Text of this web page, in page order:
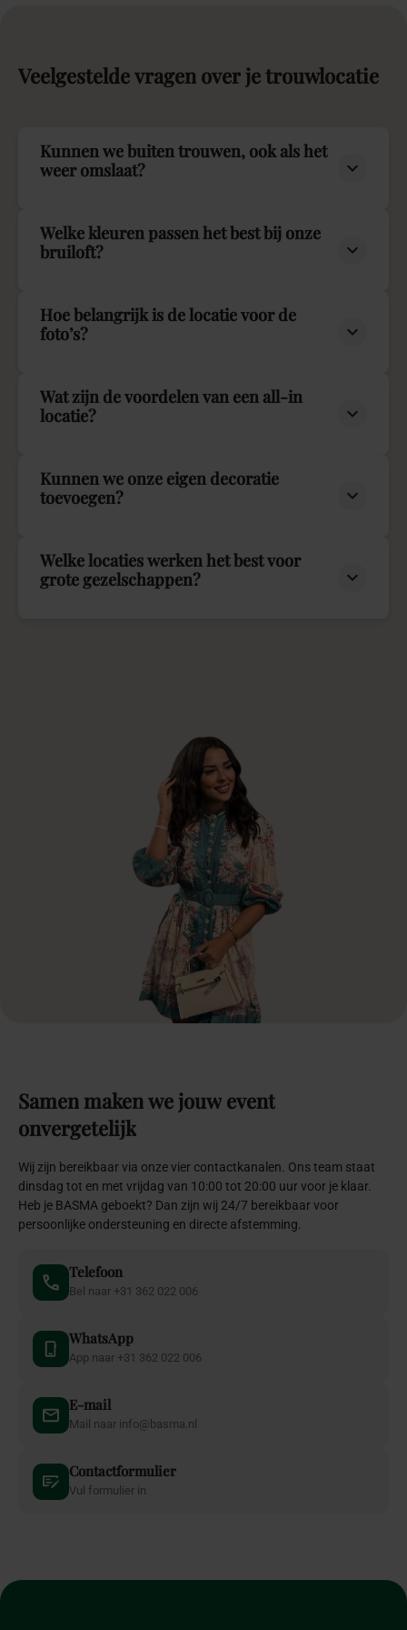
Veelgesteldevragen overjetrouwlocatie
Kunnen we buiten trouwen, ook als het
weer omslaat?
Welke kleuren passen het best bij onze
bruiloft?
Hoe belangrijk is de locatie voor de
foto’s?
Wat zijn de voordelen van een all-in
locatie?
Kunnen we onze eigen decoratie
toevoegen?
Welke locaties werken het best voor
grote gezelschappen?
Samen makenwejouw event
onvergetelijk
Wij zijn bereikbaar via onze vier contactkanalen. Ons team staat
dinsdag tot en met vrijdag van 10:00 tot 20:00 uur voor je klaar.
Heb je BASMA geboekt? Dan zijn wij 24/7 bereikbaar voor
persoonlijke ondersteuning en directe afstemming.
Telefoon
Bel naar +31 362 022 006
WhatsApp
App naar +31 362 022 006
E-mail
Mail naar info@basma.nl
Contactformulier
Vul formulier in